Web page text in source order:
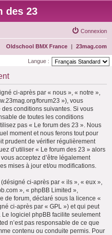
des 23
Connexion
23mag.com
|
Oldschool BMX France
Langue :
ci-après par « nous », « notre »,
forum23 »), vous
conditions suivantes. Si vous
de toutes les conditions
pas « Le forum des 23 ». Nous
moment et nous ferons tout pour
prudent de vérifier régulièrement
d’utiliser « Le forum des 23 » alors
acceptez d’être légalement
mises à jour et/ou modifications.
ci-après par « ils », « eux »,
», « phpBB Limited »,
de forum, déclaré sous la licence «
ci-après par « GPL ») et qui peut
. Le logiciel phpBB facilite seulement
n’est pas responsable de ce que
contenu ou conduite permis. Pour